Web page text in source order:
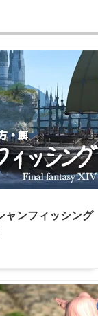
ャンフィッシング